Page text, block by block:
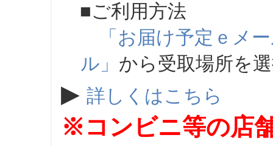
■ご利用方法
「お届け予定ｅメ
ル」 から受取場所を
▶ 詳しくはこちら
※コンビニ等の店